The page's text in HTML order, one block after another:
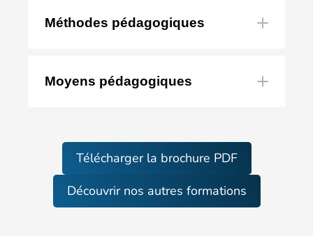
sécurité
Effectuer des opérations d'ordre non
Méthodes pédagogiques
Moyens pédagogiques
Télécharger la brochure PDF
Découvrir nos autres formations